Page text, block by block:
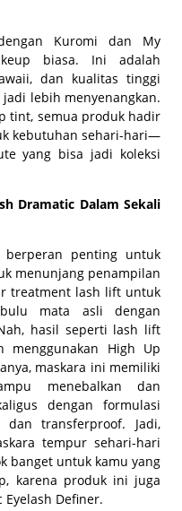
Kuromi dan My
biasa. Ini adalah
dan kualitas tinggi
lebih menyenangkan.
tint, semua produk hadir
kebutuhan sehari-hari—
yang bisa jadi koleksi
Dramatic Dalam Sekali
berperan penting untuk
menunjang penampilan
treatment lash liftuntuk
mata asli dengan
hasil seperti lash lift
menggunakan High Up
maskara ini memiliki
menebalkan dan
dengan formulasi
dantransferproof. Jadi,
tempur sehari-hari
banget untuk kamu yang
karena produk ini juga
Definer.